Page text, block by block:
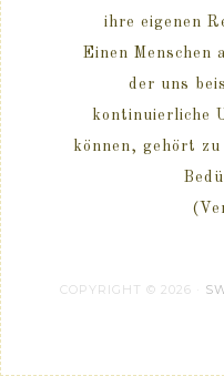
ihre eigenen
Einen Menschen
der uns
kontinuierliche
können, gehört
COPYRIGHT © 2026 ·